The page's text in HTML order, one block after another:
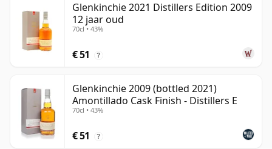
Glenkinchie 2021 Distillers Edition 2009
12 jaar oud
70cl • 43%
€ 51 ?
Glenkinchie 2009 (bottled 2021)
Amontillado Cask Finish - Distillers E
70cl • 43%
€ 51 ?